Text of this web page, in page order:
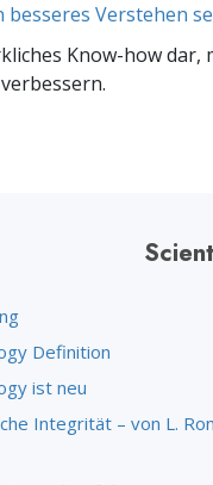
Verstehen
Know-how
Definition
ist neu
Integrität – von L.